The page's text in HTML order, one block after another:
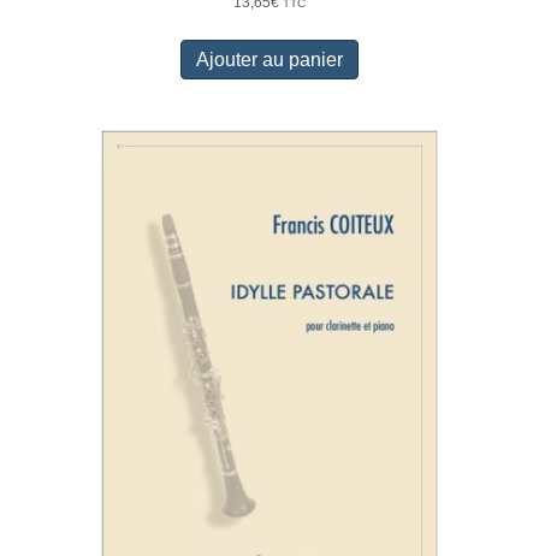
TTC
Ajouter au panier